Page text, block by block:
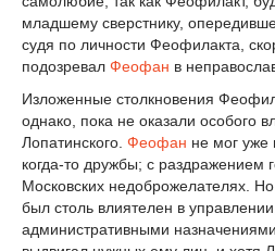
младшему сверстнику,
судя по личности Феофилакта,
подозревал Феофан в
Изложенные столкновения
однако, пока не оказали особого
Лопатинского. Феофан не мог уже
когда-то дружбы; с раздражением
Московских недоброжелателях.
был столь влиятелен в
административными